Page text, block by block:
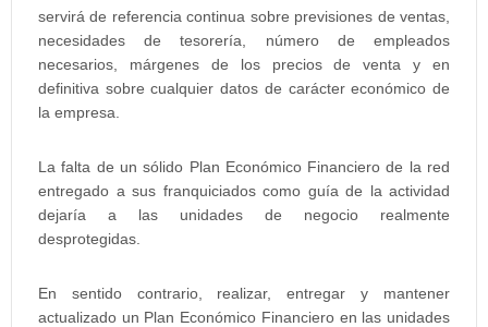
servirá de referencia continua sobre previsiones de ventas,
necesidades de tesorería, número de empleados
necesarios, márgenes de los precios de venta y en
definitiva sobre cualquier datos de carácter económico de
la empresa.
La falta de un sólido Plan Económico Financiero de la red
entregado a sus franquiciados como guía de la actividad
dejaría a las unidades de negocio realmente
desprotegidas.
En sentido contrario, realizar, entregar y mantener
actualizado un Plan Económico Financiero en las unidades